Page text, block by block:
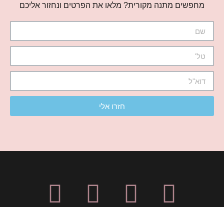
מחפשים מתנה מקורית? מלאו את הפרטים ונחזור אליכם
חזרו אלי